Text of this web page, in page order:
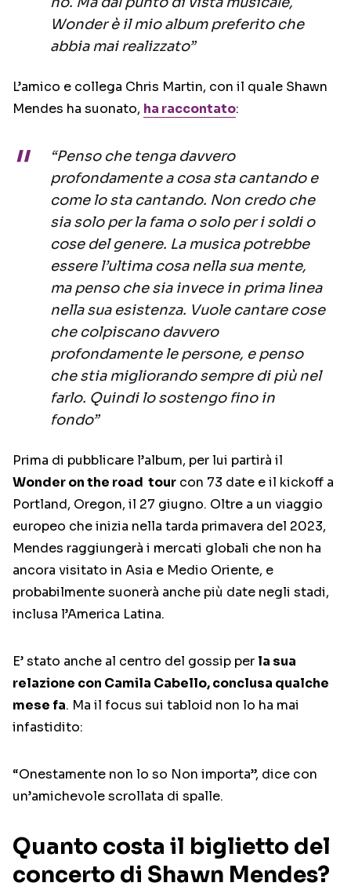
Wonder è il mio album preferito che
abbia mai realizzato”
L’amico e collega Chris Martin, con il quale Shawn
Mendes ha suonato, ha raccontato:
“Penso che tenga davvero
profondamente a cosa sta cantando e
come lo sta cantando. Non credo che
sia solo per la fama o solo per i soldi o
cose del genere. La musica potrebbe
essere l’ultima cosa nella sua mente,
ma penso che sia invece in prima linea
nella sua esistenza. Vuole cantare cose
che colpiscano davvero
profondamente le persone, e penso
che stia migliorando sempre di più nel
farlo. Quindi lo sostengo fino in
fondo”
Prima di pubblicare l’album, per lui partirà il
Wonder on the road tour con 73 date e il kickoff a
Portland, Oregon, il 27 giugno. Oltre a un viaggio
europeo che inizia nella tarda primavera del 2023,
Mendes raggiungerà i mercati globali che non ha
ancora visitato in Asia e Medio Oriente, e
probabilmente suonerà anche più date negli stadi,
inclusa l’America Latina.
E’ stato anche al centro del gossip per la sua
relazione con Camila Cabello, conclusa qualche
mese fa. Ma il focus sui tabloid non lo ha mai
infastidito:
“Onestamente non lo so Non importa”, dice con
un’amichevole scrollata di spalle.
Quanto costa il biglietto del
concerto di Shawn Mendes?